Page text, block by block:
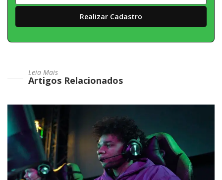
Leia Mais
Artigos Relacionados